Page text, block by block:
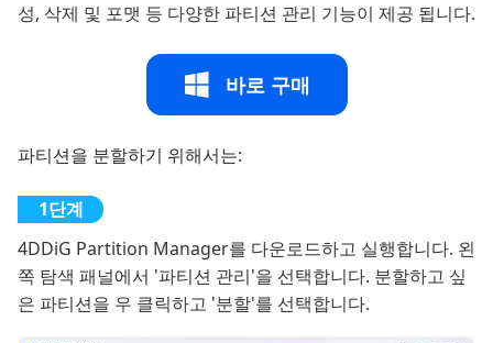
성, 삭제 및 포맷 등 다양한 파티션 관리 기능이 제공 됩니다.
바로 구매
파티션을 분할하기 위해서는:
4DDiG Partition Manager를 다운로드하고 실행합니다. 왼
쪽 탐색 패널에서 '파티션 관리'을 선택합니다. 분할하고 싶
은 파티션을 우 클릭하고 '분할'를 선택합니다.